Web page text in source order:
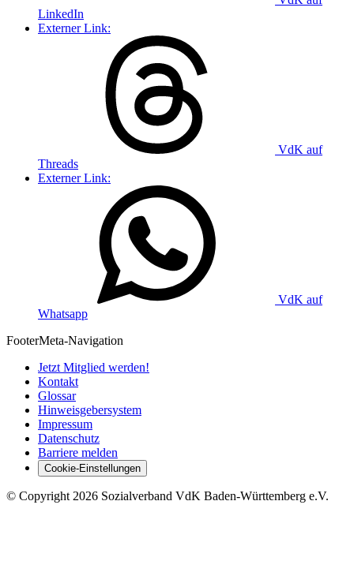
LinkedIn
Externer Link:
VdK auf
Threads
Externer Link:
VdK auf
Whatsapp
FooterMeta-Navigation
Jetzt Mitglied werden!
Kontakt
Glossar
Hinweisgebersystem
Impressum
Datenschutz
Barriere melden
Cookie-Einstellungen
© Copyright 2026 Sozialverband VdK Baden-Württemberg e.V.